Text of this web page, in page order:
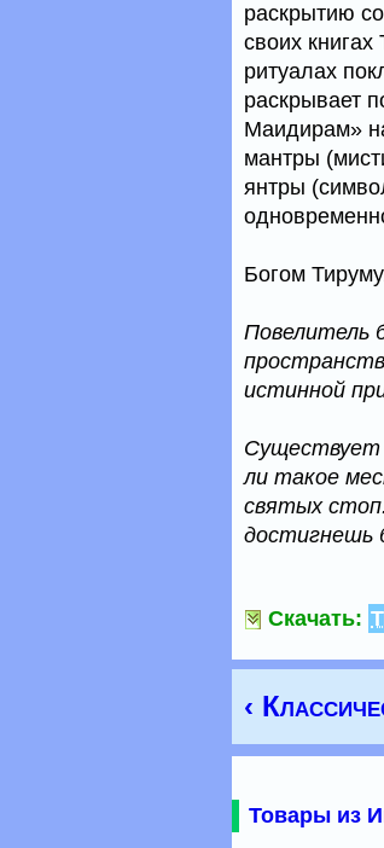
раскрытию
своих
ритуалах
раскры­вает
Маидирам»
мантры
янтры
Богом
Повелитель
истинной
Существует
ли такое
святых
достигнешь
Скачать:
‹
Товары из